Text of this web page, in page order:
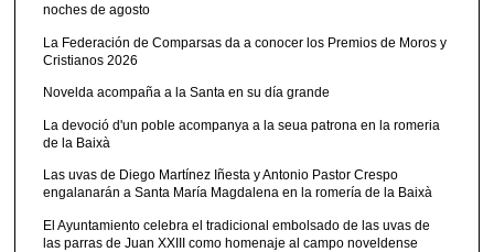
noches de agosto
La Federación de Comparsas da a conocer los Premios de Moros y
Cristianos 2026
Novelda acompaña a la Santa en su día grande
La devoció d'un poble acompanya a la seua patrona en la romeria
de la Baixà
Las uvas de Diego Martínez Iñesta y Antonio Pastor Crespo
engalanarán a Santa María Magdalena en la romería de la Baixà
El Ayuntamiento celebra el tradicional embolsado de las uvas de
las parras de Juan XXIII como homenaje al campo noveldense